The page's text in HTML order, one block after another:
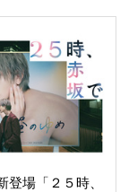
登場「２５時、